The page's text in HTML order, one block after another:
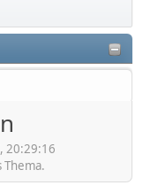
20:29:16